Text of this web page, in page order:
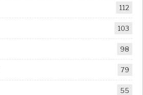
112
103
98
79
55